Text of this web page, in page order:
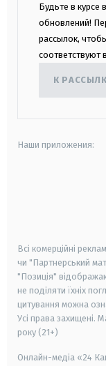
Будьте в курсе
обновлений!
рассылок,
соответствуют
К
Наши приложения:
Всі комерційні
чи "Партнерський
"Позиція"
не поділяти їхніх
цитування можна
Усі права захищені.
року (21+)
Онлайн-медіа «24